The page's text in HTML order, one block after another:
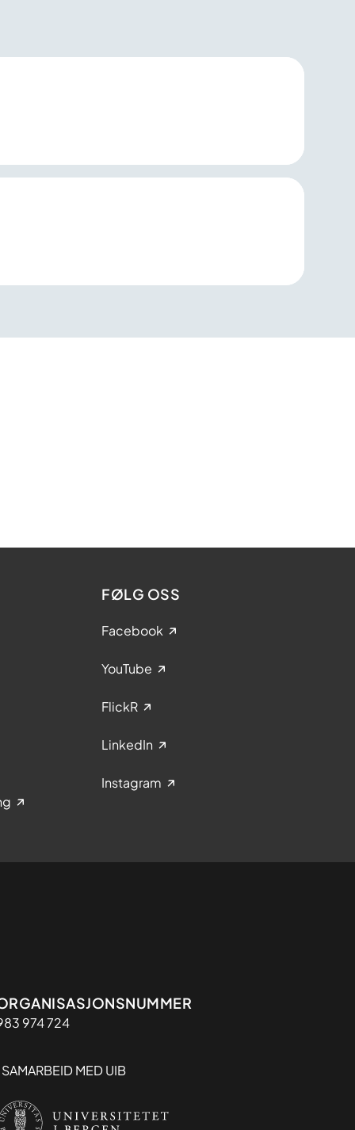
FØLG OSS
Facebook
YouTube
FlickR
LinkedIn
Instagram
974 724
MED UIB